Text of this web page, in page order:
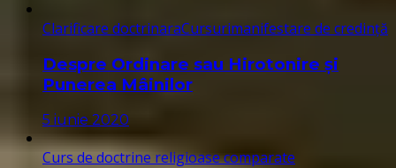
Clarificare doctrinaraCursurimanifestare de credință
Despre Ordinare sau Hirotonire și
Punerea Mâinilor
5 iunie 2020
Curs de doctrine religioase comparate